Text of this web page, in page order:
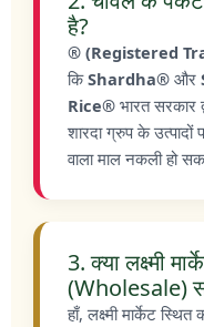
है?
® (Registered
किShardha® और
Rice® भारत सरकार
शारदा ग्रुप के उत्पादों
वाला माल नकली हो
3. क्या लक्ष्मी
(Wholesale)
हाँ, लक्ष्मी मार्केट